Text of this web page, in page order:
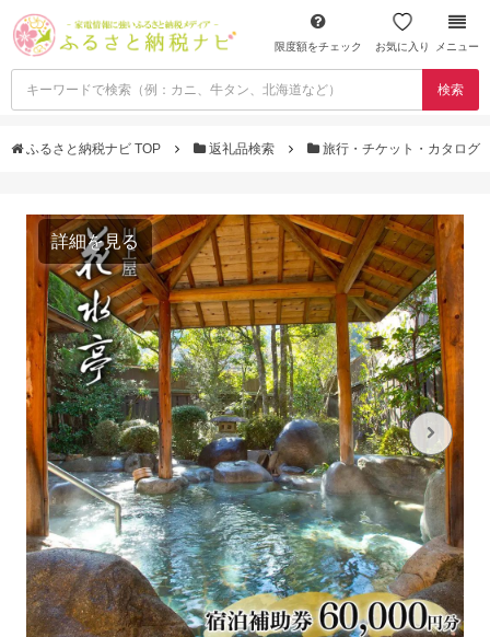
限度額をチェック お気に入り メニュー
検索
ふるさと納税ナビ TOP 返礼品検索 旅行・チケット・カタログ
詳細を見る